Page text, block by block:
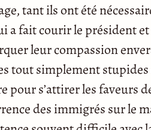
tant ils ont été
a fait courir le président
leur compassion
tout simplement
pour s’attirer les faveurs
des immigrés sur le